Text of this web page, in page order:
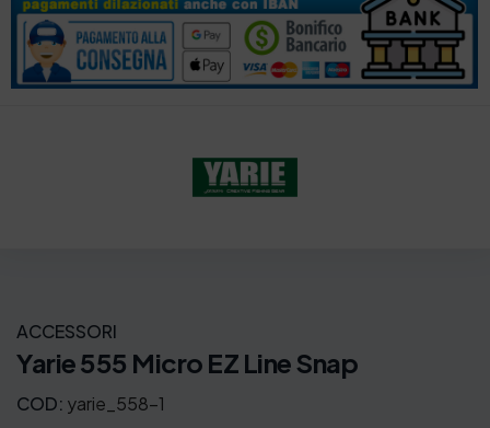
ACCESSORI
Yarie 555 Micro EZ Line Snap
COD: yarie_558-1